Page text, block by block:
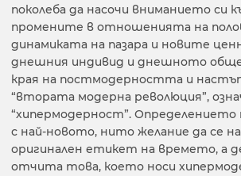
поколеба да насочи вниманието си
промените в отношенията на
динамиката на пазара и новите
днешния индивид и днешното
края на постмодерността и
“втората модерна революция”,
“хипермодерност”.
с най-новото, нито желание да се
оригинален етикет на времето, а
отчита това, което носи